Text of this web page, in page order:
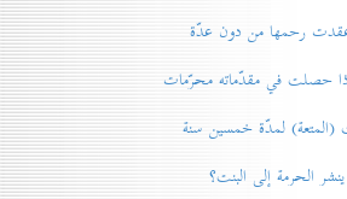
رحمها من دون عدّة
في مقدّماته محرّمات
لمدّة خمسين سنة
الحرمة إلی البنت؟